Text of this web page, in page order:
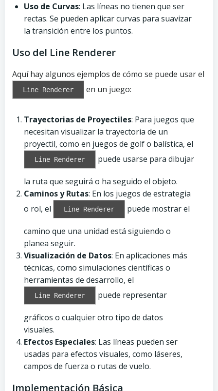
Uso de Curvas: Las líneas no tienen que ser
rectas. Se pueden aplicar curvas para suavizar
la transición entre los puntos.
Uso del Line Renderer
Aquí hay algunos ejemplos de cómo se puede usar el
Line Renderer en un juego:
Trayectorias de Proyectiles: Para juegos que
necesitan visualizar la trayectoria de un
proyectil, como en juegos de golf o balística, el
Line Renderer puede usarse para dibujar
la ruta que seguirá o ha seguido el objeto.
Caminos y Rutas: En los juegos de estrategia
o rol, el
Line Renderer puede mostrar el
camino que una unidad está siguiendo o
planea seguir.
Visualización de Datos: En aplicaciones más
técnicas, como simulaciones científicas o
herramientas de desarrollo, el
Line Renderer puede representar
gráficos o cualquier otro tipo de datos
visuales.
Efectos Especiales: Las líneas pueden ser
usadas para efectos visuales, como láseres,
campos de fuerza o rutas de vuelo.
Implementación Básica